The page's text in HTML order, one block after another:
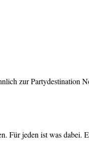
zur Partydestination
Für jeden ist was